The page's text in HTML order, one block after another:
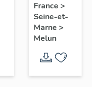
Grâces
France >
Seine-et-
Marne >
Melun